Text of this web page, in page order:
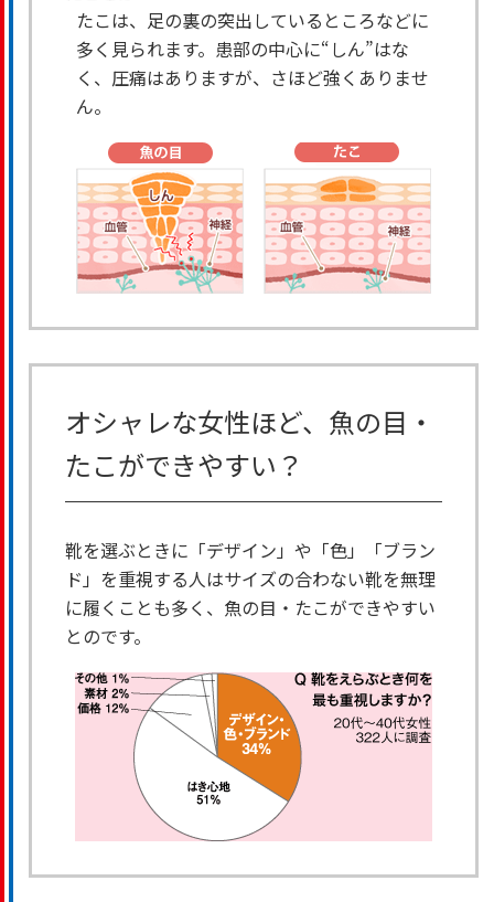
たこは、足の裏の突出しているところなどに
多く見られます。患部の中心に“しん”はな
く、圧痛はありますが、さほど強くありませ
ん。
オシャレな女性ほど、魚の目・
たこができやすい？
靴を選ぶときに「デザイン」や「色」「ブラン
ド」を重視する人はサイズの合わない靴を無理
に履くことも多く、魚の目・たこができやすい
とのです。